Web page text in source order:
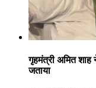
गृहमंत्री अमित
जताया